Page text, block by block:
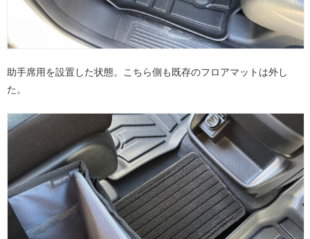
助手席用を設置した状態。こちら側も既存のフロアマットは外し
た。